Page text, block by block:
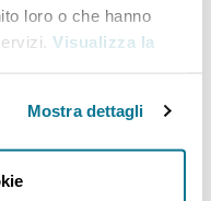
loro o che hanno
Visualizza la
Mostra dettagli
la
dei
impedendo
delle
Session